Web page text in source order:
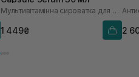
Мультивітамінна сироватка для обличчя з інкапсульованим вітаміном С
1 449₴ 2